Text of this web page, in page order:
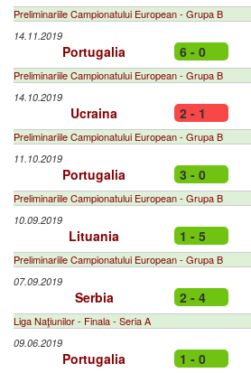
Preliminariile Campionatului European - Grupa B
14.11.2019
Portugalia 6 - 0
Preliminariile Campionatului European - Grupa B
14.10.2019
Ucraina 2 - 1
Preliminariile Campionatului European - Grupa B
11.10.2019
Portugalia 3 - 0
Preliminariile Campionatului European - Grupa B
10.09.2019
Lituania 1 - 5
Preliminariile Campionatului European - Grupa B
07.09.2019
Serbia 2 - 4
Liga Naţiunilor - Finala - Seria A
09.06.2019
Portugalia 1 - 0